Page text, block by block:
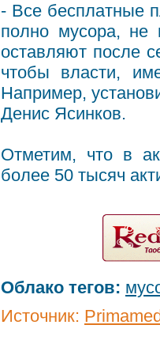
- Все бесплатные
полно мусора, не
оставляют после
чтобы власти,
Например,
Денис Ясинков.
Отметим, что в
более 50 тысяч
Облако тегов:
Источник: